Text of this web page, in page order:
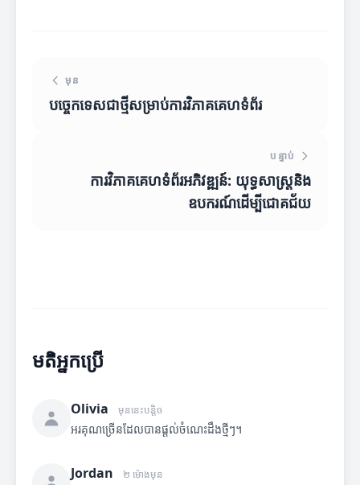
មុន
បច្ចេកទេសជាថ្មីសម្រាប់ការវិភាគគេហទំព័រ
បន្ទាប់
ការវិភាគគេហទំព័រអភិវឌ្ឍន៍: យុទ្ធសាស្ត្រនិង
ឧបករណ៍ដើម្បីជោគជ័យ
មតិអ្នកប្រើ
Olivia មុននេះបន្តិច
អរគុណច្រើនដែលបានផ្តល់ចំណេះដឹងថ្មីៗ។
Jordan ២ ម៉ោងមុន